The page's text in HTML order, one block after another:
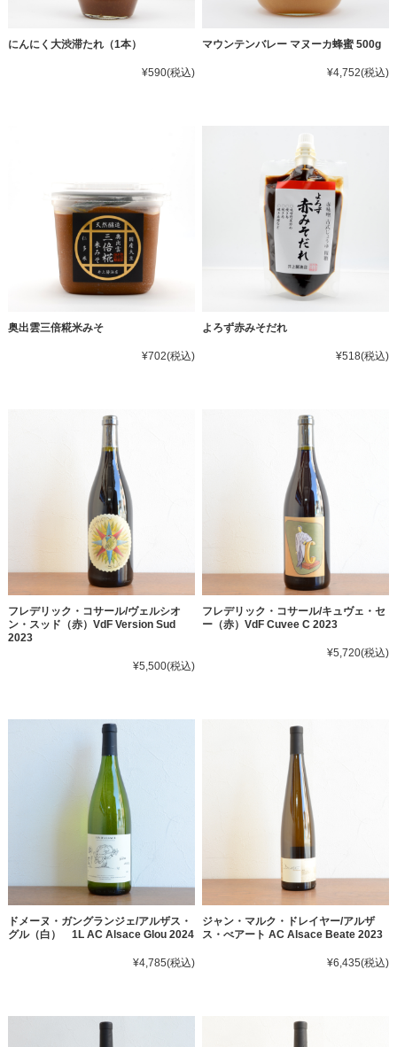
にんにく大渋滞たれ（1本）
¥590(税込)
マウンテンバレー マヌーカ蜂蜜 500g
¥4,752(税込)
奥出雲三倍糀米みそ
¥702(税込)
よろず赤みそだれ
¥518(税込)
フレデリック・コサール/ヴェルシオ
ン・スッド（赤）VdF Version Sud
2023
¥5,500(税込)
フレデリック・コサール/キュヴェ・セ
ー（赤）VdF Cuvee C 2023
¥5,720(税込)
ドメーヌ・ガングランジェ/アルザス・
グル（白） 1L AC Alsace Glou 2024
¥4,785(税込)
ジャン・マルク・ドレイヤー/アルザ
ス・べアート AC Alsace Beate 2023
¥6,435(税込)